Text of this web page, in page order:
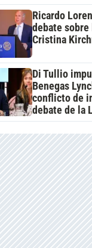
Ricardo
debate
Cristina
Di Tullio
Benegas
conflicto de
debate de la